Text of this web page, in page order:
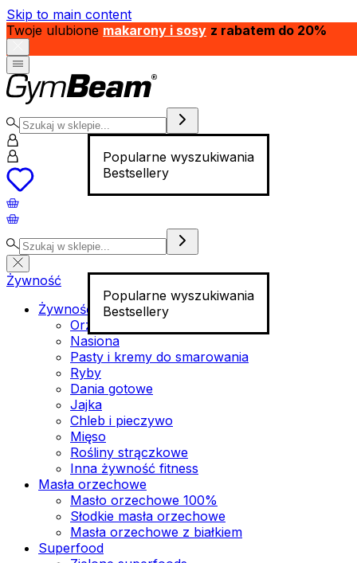
Skip to main content
Twoje ulubione makarony i sosy z rabatem do 20%
Popularne wyszukiwania
Bestsellery
Popularne wyszukiwania
Bestsellery
Żywność
Żywność funkcjonalna
Orzechy
Nasiona
Pasty i kremy do smarowania
Ryby
Dania gotowe
Jajka
Chleb i pieczywo
Mięso
Rośliny strączkowe
Inna żywność fitness
Masła orzechowe
Masło orzechowe 100%
Słodkie masła orzechowe
Masła orzechowe z białkiem
Superfood